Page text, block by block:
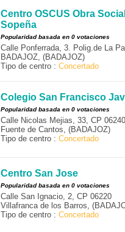
Centro OSCUS Obra
Sopeña
Popularidad basada en 0 votaciones
Calle Ponferrada, 3. Polig.de La
BADAJOZ, (BADAJOZ)
Tipo de centro : Concertado
Colegio San Francisco
Popularidad basada en 0 votaciones
Calle Nicolas Mejias, 33, CP 06240
Fuente de Cantos, (BADAJOZ)
Tipo de centro : Concertado
Centro San Jose
Popularidad basada en 0 votaciones
Calle San Ignacio, 2, CP 06220
Villafranca de los Barros,
Tipo de centro : Concertado